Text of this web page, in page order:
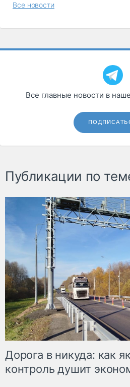
Все новости
Все главные новости в
Публикации по
Дорога в никуда: как
контроль душит